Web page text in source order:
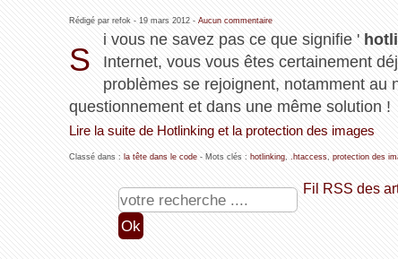
Rédigé par refok - 19 mars 2012- Aucun commentaire
S
i vous ne savez pas ce que signifie '
Internet, vous vous êtes certainement
problèmes se rejoignent, notamment au
questionnement et dans une même solution !
Lire la suite de Hotlinking et la protection des images
Classé dans : la tête dans le code- Mots clés : hotlinking, .htaccess, protection des
Fil RSS des